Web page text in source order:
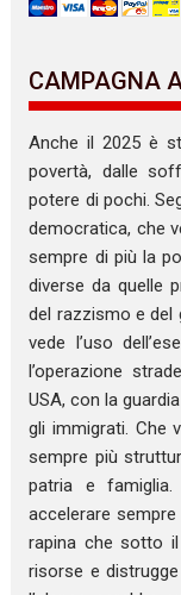
CAMPAGNA
Anche il 2025 è
povertà, dalle
potere di pochi.
democratica, che
sempre di più la
diverse da quelle
del razzismo e del
vede l’uso
l’operazione
USA, con la
gli immigrati. Che
sempre più
patria e famiglia.
accelerare
rapina che sotto il
risorse e